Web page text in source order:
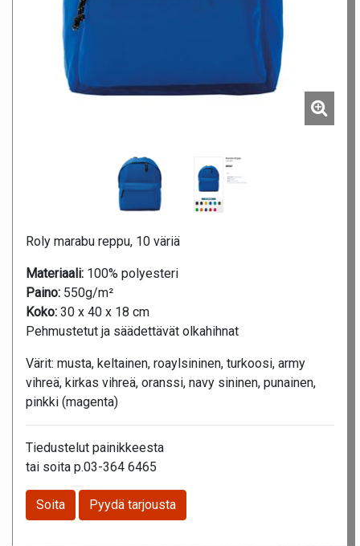
Roly marabu reppu, 10 väriä
Materiaali: 100% polyesteri
Paino: 550g/m²
Koko: 30 x 40 x 18 cm
Pehmustetut ja säädettävät olkahihnat
Värit: musta, keltainen, roaylsininen, turkoosi, army
vihreä, kirkas vihreä, oranssi, navy sininen, punainen,
pinkki (magenta)
Tiedustelut painikkeesta
tai soita p.03-364 6465
Soita Pyydä tarjousta